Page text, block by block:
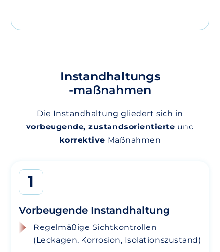
Instandhaltungs
-maßnahmen
Die Instandhaltung gliedert sich in
vorbeugende, zustandsorientierte und
korrektive Maßnahmen
1
Vorbeugende Instandhaltung
Regelmäßige Sichtkontrollen
(Leckagen, Korrosion, Isolationszustand)